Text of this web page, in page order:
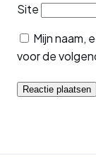
Site
Mijn naam,
voor de